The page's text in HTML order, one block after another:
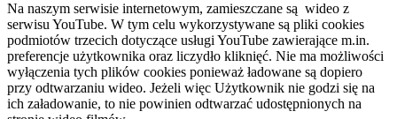
Na naszym serwisie internetowym, zamieszczane są wideo z
serwisu YouTube. W tym celu wykorzystywane są pliki cookies
podmiotów trzecich dotyczące usługi YouTube zawierające m.in.
preferencje użytkownika oraz liczydło kliknięć. Nie ma możliwości
wyłączenia tych plików cookies ponieważ ładowane są dopiero
przy odtwarzaniu wideo. Jeżeli więc Użytkownik nie godzi się na
ich załadowanie, to nie powinien odtwarzać udostępnionych na